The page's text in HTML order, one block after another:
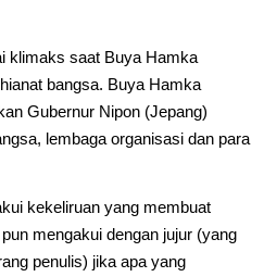
klimaks saat Buya Hamka
bangsa. Buya Hamka
Gubernur Nipon (Jepang)
lembaga organisasi dan para
kekeliruan yang membuat
mengakui dengan jujur (yang
penulis) jika apa yang